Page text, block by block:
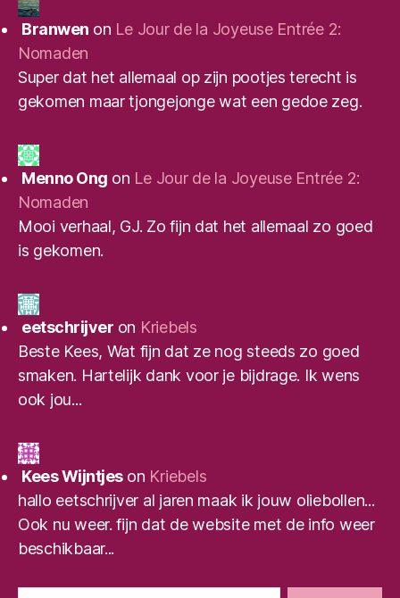
Branwen on Le Jour de la Joyeuse Entrée 2:
Nomaden
Super dat het allemaal op zijn pootjes terecht is
gekomen maar tjongejonge wat een gedoe zeg.
Menno Ong on Le Jour de la Joyeuse Entrée 2:
Nomaden
Mooi verhaal, GJ. Zo fijn dat het allemaal zo goed
is gekomen.
eetschrijver on Kriebels
Beste Kees, Wat fijn dat ze nog steeds zo goed
smaken. Hartelijk dank voor je bijdrage. Ik wens
ook jou...
Kees Wijntjeson Kriebels
hallo eetschrijver al jaren maak ik jouw oliebollen...
Ook nu weer. fijn dat de website met de info weer
beschikbaar...